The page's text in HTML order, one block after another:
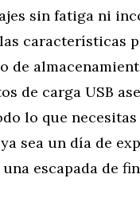
sin fatiga ni
características
de
de carga USB
lo que
sea un día de
escapada de